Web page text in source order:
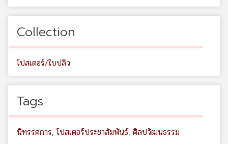
Collection
โปสเตอร์/ใบปลิว
Tags
นิทรรศการ,โปสเตอร์ประชาสัมพันธ์, ศิลปวัฒนธรรม